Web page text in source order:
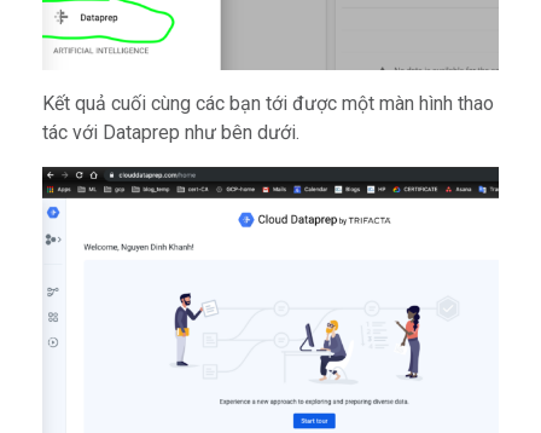
Kết quả cuối cùng các bạn tới được một màn hình thao
tác với Dataprep như bên dưới.